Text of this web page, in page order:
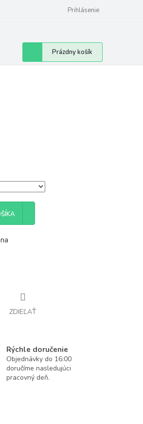
Prihlásenie
Nákupný
košík
Prázdny košík
ZDIEĽAŤ
Rýchle doručenie
Objednávky do 16:00
doručíme nasledujúci
pracovný deň.